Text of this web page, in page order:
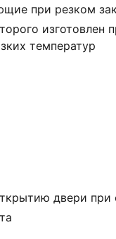
при резком
изготовлен
температур
двери при